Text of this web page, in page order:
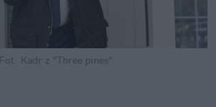
Fot. Kadr z "Three pines"